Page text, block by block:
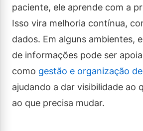
paciente, ele aprende com a
Isso vira melhoria contínua,
dados. Em alguns ambientes,
de informações pode ser
como gestão e organização
ajudando a dar visibilidade ao
ao que precisa mudar.